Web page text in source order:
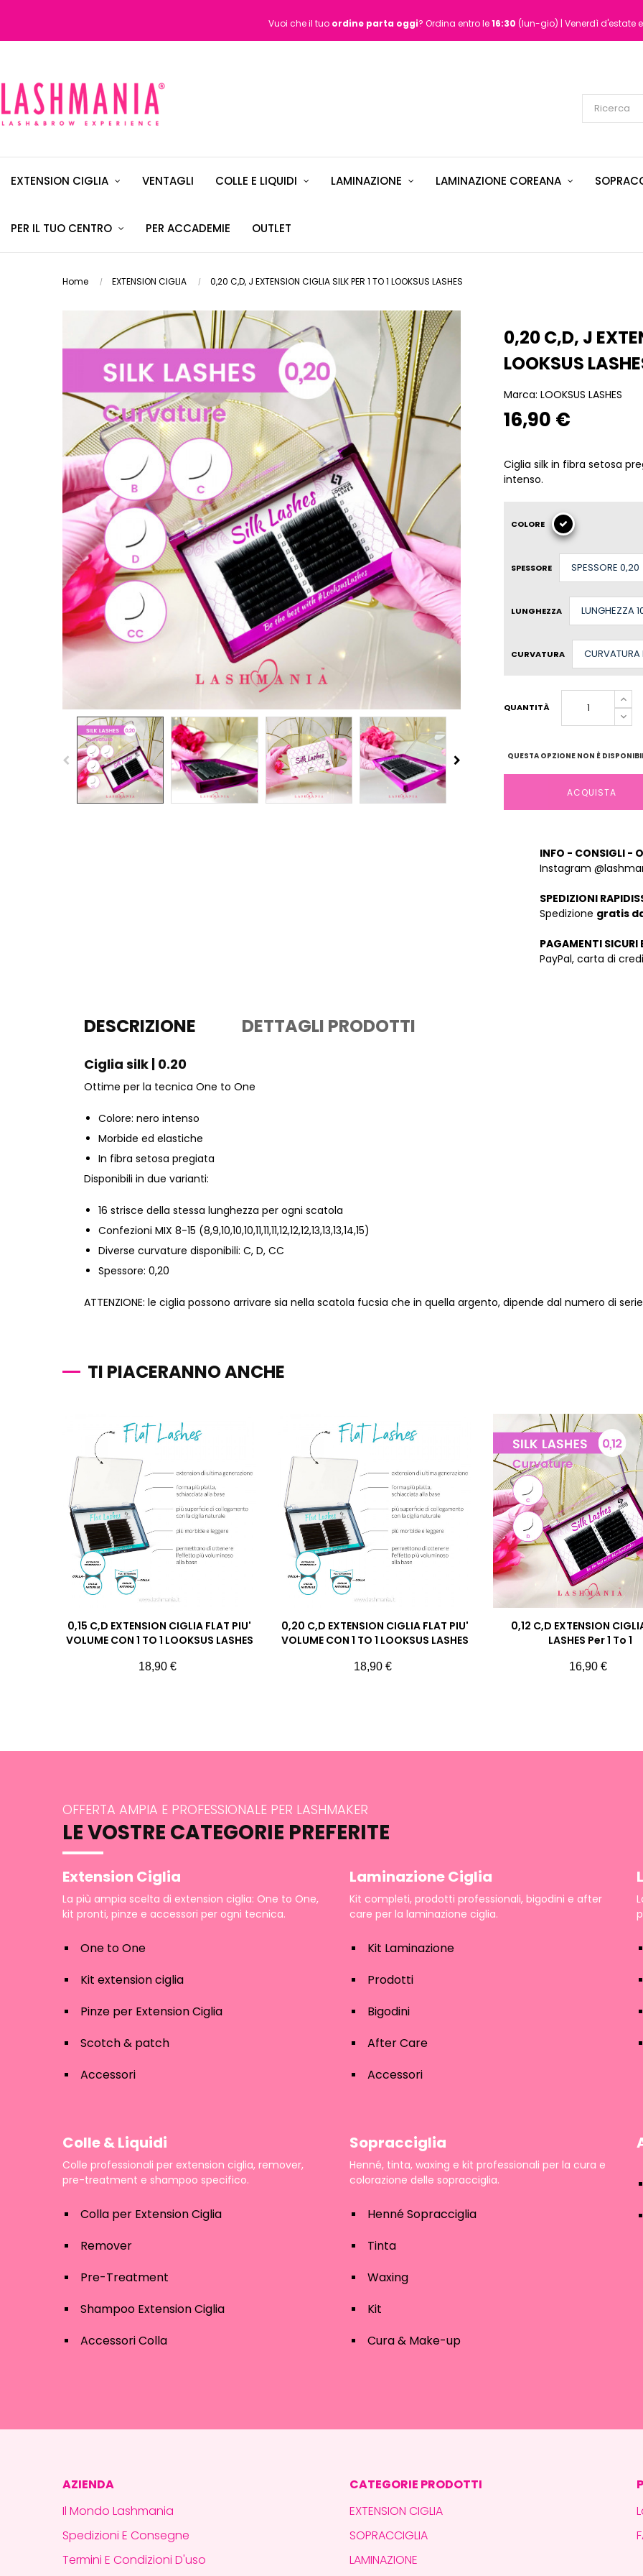
Vuoi che il tuo ordine parta oggi? Ordina entro le16:30 (lun-gio) | Venerdì d'estate
EXTENSION CIGLIA VENTAGLI COLLE E LIQUIDI LAMINAZIONE LAMINAZIONE COREANA
PER IL TUO CENTRO PER ACCADEMIE OUTLET
Home EXTENSION CIGLIA 0,20 C,D, J EXTENSION CIGLIA SILK PER 1 TO 1 LOOKSUS LASHES
0,20 C,D, J
LOOKSUS
Marca: LOOKSUS LASHES
16,90 €
Ciglia silk in fibra setosa
intenso.
COLORE
SPESSORE
LUNGHEZZA
CURVATURA
QUANTITÀ
QUESTA OPZIONE NON È
ACQUISTA
INFO - CONSIGLI -
Instagram
SPEDIZIONI
Spedizione gratis
PAGAMENTI SICURI
PayPal, carta di
DESCRIZIONE DETTAGLI PRODOTTI
Ciglia silk | 0.20
Ottime per la tecnica One to One
Colore: nero intenso
Morbide ed elastiche
In fibra setosa pregiata
Disponibili in due varianti:
16 strisce della stessa lunghezza per ogni scatola
Confezioni MIX 8-15 (8,9,10,10,10,11,11,11,12,12,12,13,13,13,14,15)
Diverse curvature disponibili: C, D, CC
Spessore: 0,20
ATTENZIONE: le ciglia possono arrivare sia nella scatola fucsia che in quella argento, dipende dal numero di
TI PIACERANNO ANCHE
0,15 C,D EXTENSION CIGLIA FLAT PIU'
VOLUME CON 1 TO 1 LOOKSUS LASHES
Prezzo
18,90 €
0,20 C,D EXTENSION CIGLIA FLAT PIU'
VOLUME CON 1 TO 1 LOOKSUS LASHES
Prezzo
18,90 €
0,12 C,D EXTENSION
LASHES Per 1 To 1
Prezzo
16,90 €
OFFERTA AMPIA E PROFESSIONALE PER LASHMAKER
LE VOSTRE CATEGORIE PREFERITE
Extension Ciglia
La più ampia scelta di extension ciglia: One to One,
kit pronti, pinze e accessori per ogni tecnica.
One to One
Kit extension ciglia
Pinze per Extension Ciglia
Scotch & patch
Accessori
Laminazione Ciglia
Kit completi, prodotti professionali, bigodini e after
care per la laminazione ciglia.
Kit Laminazione
Prodotti
Bigodini
After Care
Accessori
Colle & Liquidi
Colle professionali per extension ciglia, remover,
pre-treatment e shampoo specifico.
Colla per Extension Ciglia
Remover
Pre-Treatment
Shampoo Extension Ciglia
Accessori Colla
Sopracciglia
Henné, tinta, waxing e kit professionali per la cura e
colorazione delle sopracciglia.
Henné Sopracciglia
Tinta
Waxing
Kit
Cura & Make-up
AZIENDA
Il Mondo Lashmania
Spedizioni E Consegne
Termini E Condizioni D'uso
CATEGORIE PRODOTTI
EXTENSION CIGLIA
SOPRACCIGLIA
LAMINAZIONE